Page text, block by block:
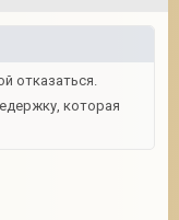
отказаться.
которая